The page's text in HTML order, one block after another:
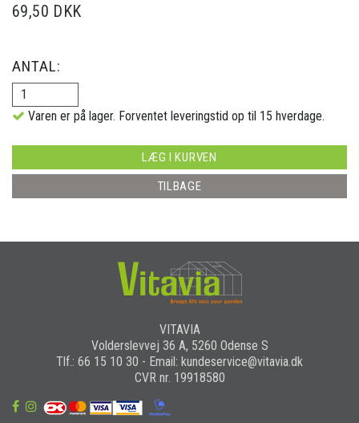
69,50 DKK
ANTAL:
Varen er på lager. Forventet leveringstid op til 15 hverdage.
LÆG I KURVEN
TILBAGE
VITAVIA
Volderslevvej 36 A, 5260 Odense S
Tlf.: 66 15 10 30 - Email: kundeservice@vitavia.dk
CVR nr. 19918580